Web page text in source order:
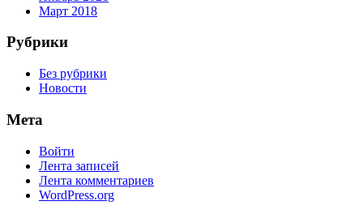
Март 2018
Рубрики
Без рубрики
Новости
Мета
Войти
Лента записей
Лента комментариев
WordPress.org